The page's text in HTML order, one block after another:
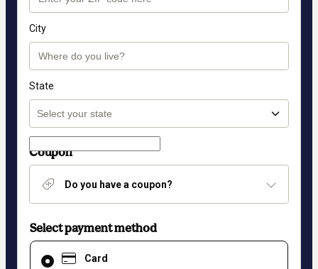
City
State
Coupon
Do you have a coupon?
Select payment method
Card
Card
selected